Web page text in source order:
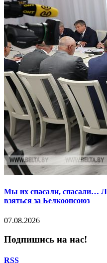
Мы их спасали, спасали…
взяться за Белкоопсоюз
07.08.2026
Подпишись на нас!
RSS